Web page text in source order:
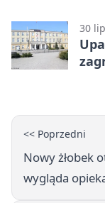
30
<< Poprzedni
Nowy żłobek
wygląda